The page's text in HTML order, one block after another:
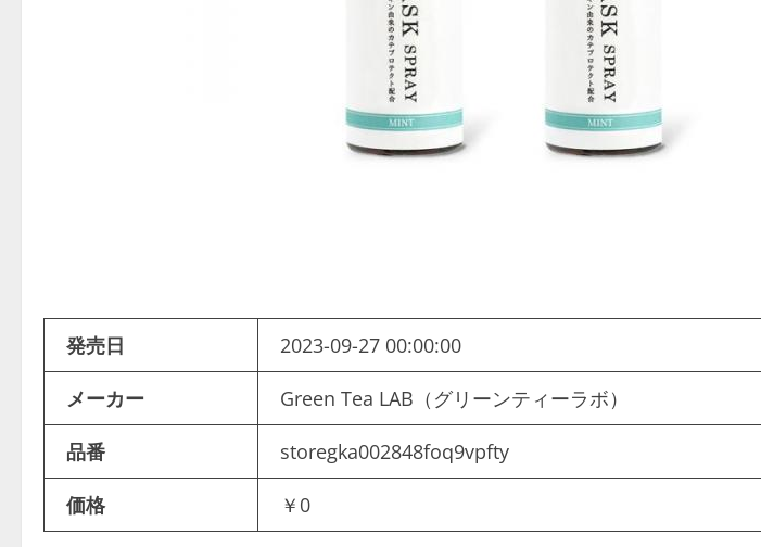
発売日 2023-09-27 00:00:00
メーカー Green Tea LAB（グリーンティーラボ）
品番 storegka002848foq9vpfty
価格 ￥0